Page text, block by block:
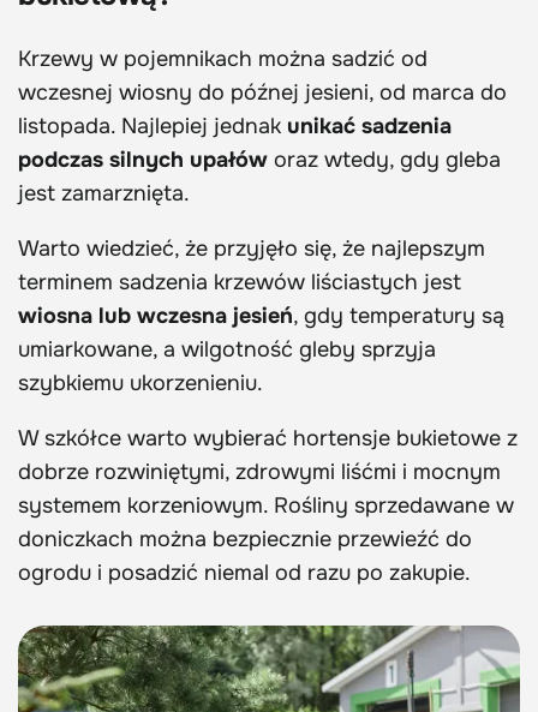
Krzewy w pojemnikach można sadzić od
wczesnej wiosny do późnej jesieni, od marca do
listopada. Najlepiej jednak unikać sadzenia
podczas silnych upałów oraz wtedy, gdy gleba
jest zamarznięta.
Warto wiedzieć, że przyjęło się, że najlepszym
terminem sadzenia krzewów liściastych jest
wiosna lub wczesna jesień, gdy temperatury są
umiarkowane, a wilgotność gleby sprzyja
szybkiemu ukorzenieniu.
W szkółce warto wybierać hortensje bukietowe z
dobrze rozwiniętymi, zdrowymi liśćmi i mocnym
systemem korzeniowym. Rośliny sprzedawane w
doniczkach można bezpiecznie przewieźć do
ogrodu i posadzić niemal od razu po zakupie.